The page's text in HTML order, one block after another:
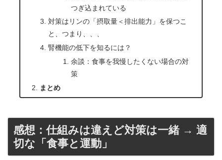
つぎ込まれている
対策はリンの「摂取量＜排出能力」を保つこ
と、つまり、、、
腎機能の低下を知るには？
余談：食事を我慢したくない場合の対
策
まとめ
感想：仕組みは違えど対策は一緒 → 適
切な「食事と運動」